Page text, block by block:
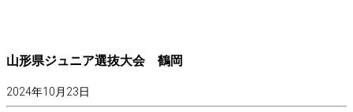
山形県ジュニア選抜大会 鶴岡
2024年10月23日